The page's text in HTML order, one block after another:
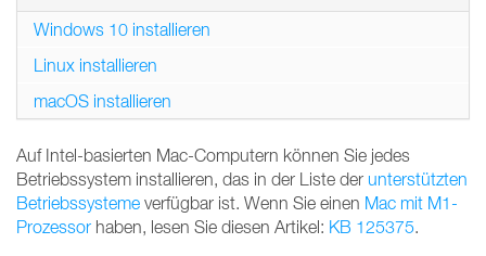
Auf Intel-basierten Mac-Computern können Sie jedes
Betriebssystem installieren, das in der Liste der unterstützten
Betriebssysteme verfügbar ist. Wenn Sie einen Mac mit M1-
Prozessor haben, lesen Sie diesen Artikel: KB 125375.
Windows 10 installieren
Linux installieren
macOS installieren